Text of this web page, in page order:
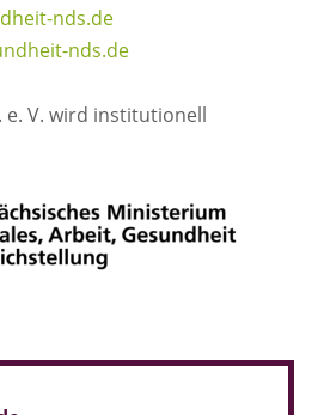
nds.de
nds.de
e. V. wird institutionell